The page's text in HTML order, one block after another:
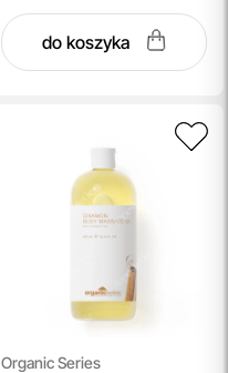
do koszyka
Organic Series